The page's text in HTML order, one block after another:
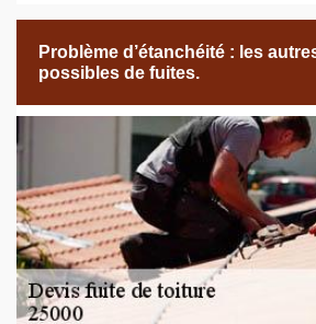
Problème d’étanchéité : les
possibles de fuites.